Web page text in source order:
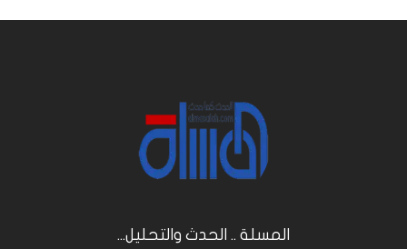
المسلة .. الحدث والتحليل...